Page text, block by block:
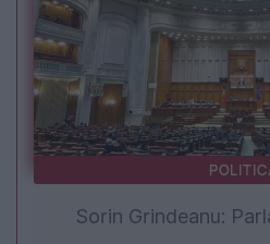
Sorin Grindeanu: